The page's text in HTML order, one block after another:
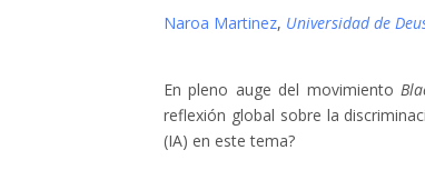
Naroa Martinez, Universidad de
En pleno auge del movimiento
reflexión global sobre la
(IA) en este tema?